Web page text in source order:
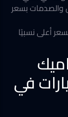
والصدمات بسعر
أعلى نسبيًا
في